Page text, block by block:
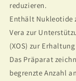
reduzieren.
Enthält Nukleotide
Vera zur
(XOS) zur
Das Präparat
begrenzte Anzahl